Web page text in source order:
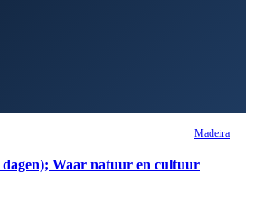
Madeira
Waar natuur en cultuur